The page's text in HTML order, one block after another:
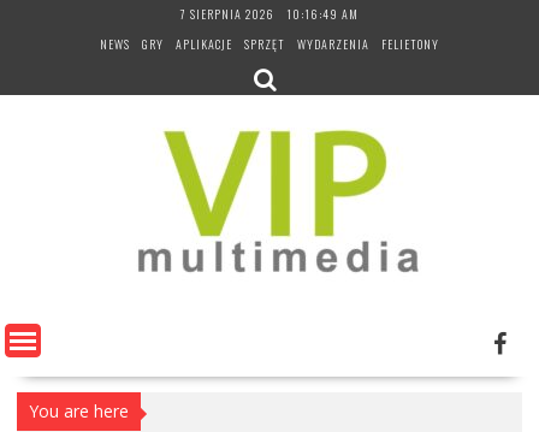
7 SIERPNIA 2026
10:16:50 AM
NEWS
GRY APLIKACJE SPRZĘT WYDARZENIA FELIETONY
You are here